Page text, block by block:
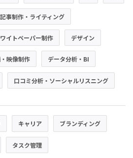
記事制作・ライティング
イトペーパー制作 デザイン
映像制作 データ分析・BI
口コミ分析・ソーシャルリスニング
キャリア ブランディング
タスク管理